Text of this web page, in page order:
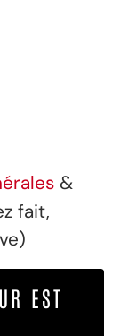
&
fait,
EST